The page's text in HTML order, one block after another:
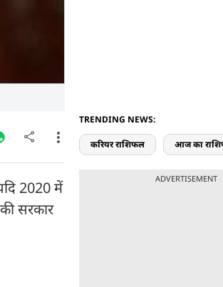
2020 में
सरकार
TRENDING NEWS:
करियर राशिफल आज का
ADVERTISEMENT